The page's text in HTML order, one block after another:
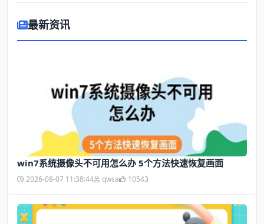
最新资讯
win7系统摄像头不可用怎么办 5个方法快速恢复画面
2026-08-07 11:38:44 qwsa 10543